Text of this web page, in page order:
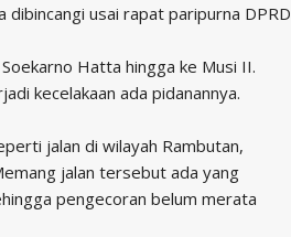
usai rapat paripurna DPRD
Hatta hingga ke Musi II.
kecelakaan ada pidanannya.
jalan di wilayah Rambutan,
jalan tersebut ada yang
pengecoran belum merata